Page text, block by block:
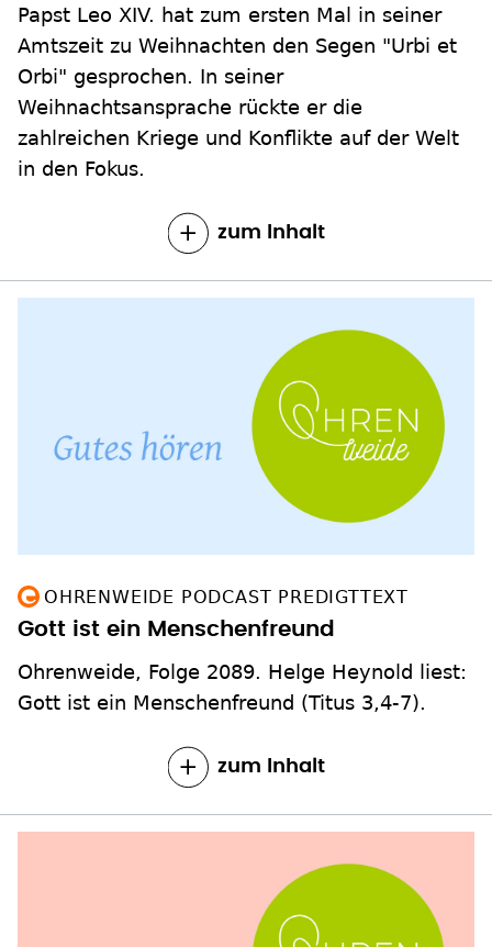
Papst Leo XIV. hat zum ersten Mal in seiner
Amtszeit zu Weihnachten den Segen "Urbi et
Orbi" gesprochen. In seiner
Weihnachtsansprache rückte er die
zahlreichen Kriege und Konflikte auf der Welt
in den Fokus.
zum Inhalt
OHRENWEIDE PODCAST PREDIGTTEXT
Gott ist ein Menschenfreund
Ohrenweide, Folge 2089. Helge Heynold liest:
Gott ist ein Menschenfreund (Titus 3,4-7).
zum Inhalt